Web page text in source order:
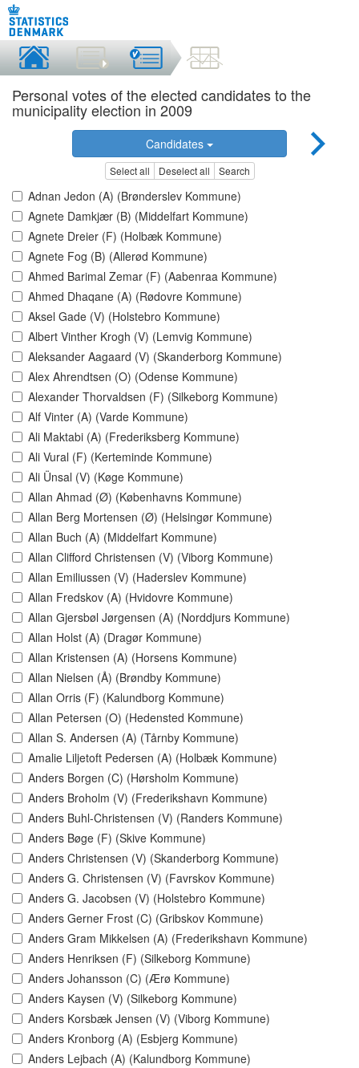
Personal votes of the elected candidates to the
municipality election in 2009
Candidates
Select all Deselect all Search
Adnan Jedon (A) (Brønderslev Kommune)
Agnete Damkjær (B) (Middelfart Kommune)
Agnete Dreier (F) (Holbæk Kommune)
Agnete Fog (B) (Allerød Kommune)
Ahmed Barimal Zemar (F) (Aabenraa Kommune)
Ahmed Dhaqane (A) (Rødovre Kommune)
Aksel Gade (V) (Holstebro Kommune)
Albert Vinther Krogh (V) (Lemvig Kommune)
Aleksander Aagaard (V) (Skanderborg Kommune)
Alex Ahrendtsen (O) (Odense Kommune)
Alexander Thorvaldsen (F) (Silkeborg Kommune)
Alf Vinter (A) (Varde Kommune)
Ali Maktabi (A) (Frederiksberg Kommune)
Ali Vural (F) (Kerteminde Kommune)
Ali Ünsal (V) (Køge Kommune)
Allan Ahmad (Ø) (Københavns Kommune)
Allan Berg Mortensen (Ø) (Helsingør Kommune)
Allan Buch (A) (Middelfart Kommune)
Allan Clifford Christensen (V) (Viborg Kommune)
Allan Emiliussen (V) (Haderslev Kommune)
Allan Fredskov (A) (Hvidovre Kommune)
Allan Gjersbøl Jørgensen (A) (Norddjurs Kommune)
Allan Holst (A) (Dragør Kommune)
Allan Kristensen (A) (Horsens Kommune)
Allan Nielsen (Å) (Brøndby Kommune)
Allan Orris (F) (Kalundborg Kommune)
Allan Petersen (O) (Hedensted Kommune)
Allan S. Andersen (A) (Tårnby Kommune)
Amalie Liljetoft Pedersen (A) (Holbæk Kommune)
Anders Borgen (C) (Hørsholm Kommune)
Anders Broholm (V) (Frederikshavn Kommune)
Anders Buhl-Christensen (V) (Randers Kommune)
Anders Bøge (F) (Skive Kommune)
Anders Christensen (V) (Skanderborg Kommune)
Anders G. Christensen (V) (Favrskov Kommune)
Anders G. Jacobsen (V) (Holstebro Kommune)
Anders Gerner Frost (C) (Gribskov Kommune)
Anders Gram Mikkelsen (A) (Frederikshavn Kommune)
Anders Henriksen (F) (Silkeborg Kommune)
Anders Johansson (C) (Ærø Kommune)
Anders Kaysen (V) (Silkeborg Kommune)
Anders Korsbæk Jensen (V) (Viborg Kommune)
Anders Kronborg (A) (Esbjerg Kommune)
Anders Lejbach (A) (Kalundborg Kommune)